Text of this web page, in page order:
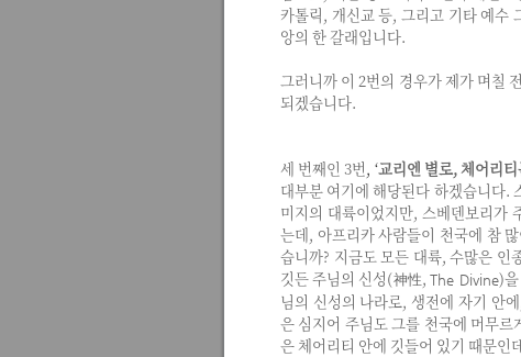
카톨릭, 개신교 등, 그리고 기타 예수
앙의 한 갈래입니다.
그러니까 이 2번의 경우가 제가 며칠
되겠습니다.
세 번째인 3번, ‘교리엔 별로, 체어리
대부분 여기에 해당된다 하겠습니다.
미지의 대륙이었지만, 스베덴보리가
는데, 아프리카 사람들이 천국에 참
습니까? 지금도 모든 대륙, 수많은 인
깃든 주님의 신성(神性,The Divine)
님의 신성의 나라로, 생전에 자기 안
은 심지어 주님도 그를 천국에 머무
은 체어리티 안에 깃들어 있기 때문인